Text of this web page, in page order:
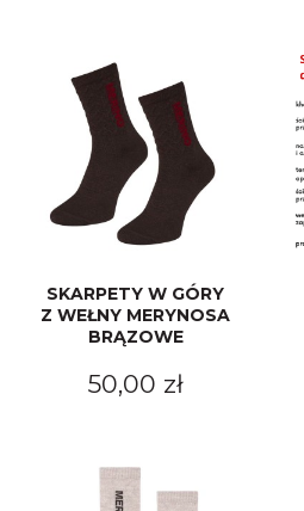
SKARPETY W GÓRY
Z WEŁNY MERYNOSA
BRĄZOWE
50,00 zł